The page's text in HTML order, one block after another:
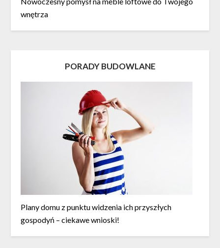
wnętrza
PORADY BUDOWLANE
Plany domu z punktu widzenia ich przyszłych
gospodyń – ciekawe wnioski!